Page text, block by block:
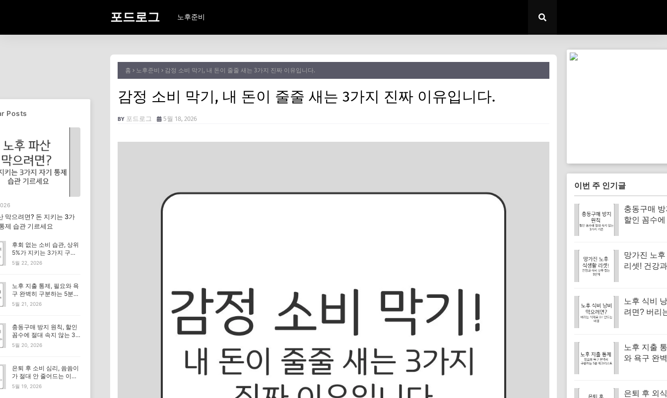
포드로그 노후준비
홈 노후준비 감정 소비 막기, 내 돈이 줄줄 새는 3가지 진짜 이유입니다.
감정 소비 막기, 내 돈이 줄줄 새는 3가지 진짜 이유입니다.
포드로그 5월 18, 2026
이번 주 인기글
충동구매
할인 꼼수
망가진 노
리셋! 건강
노후 식비
려면? 버리
노후 지출
와 욕구 완
은퇴 후 외
Posts
막으려면? 돈 지키는 3가
제 습관 기르세요
후회 없는 소비 습관, 상위
5%가 지키는 3가지 구매
기준
5월 22, 2026
노후 지출 통제, 필요와 욕
구 완벽히 구분하는 5분
체크리스트
5월 21, 2026
충동구매 방지 원칙, 할인
꼼수에 절대 속지 않는 3
가지 기준
5월 20, 2026
은퇴 후 소비 심리, 씀씀이
가 절대 안 줄어드는 이유
뭘까요?
5월 19, 2026